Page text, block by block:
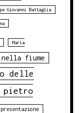
Giovanni Battaglia
Maria
fiume
delle
pietro
presentazione